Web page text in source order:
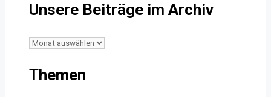
Unsere Beiträge im Archiv
Unsere
im
Themen